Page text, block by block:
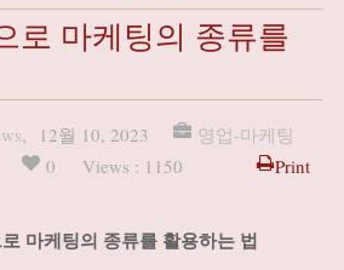
로 마케팅의 종류를
, 12월 10, 2023
영업-마케팅
0 Views : 1150 Print
마케팅의 종류를 활용하는 법